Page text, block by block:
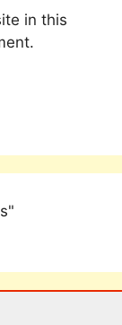
in this